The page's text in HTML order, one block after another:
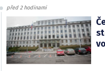
před 2 hodinami